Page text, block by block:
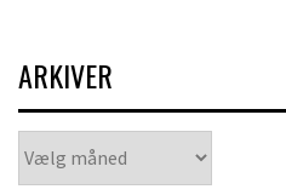
ARKIVER